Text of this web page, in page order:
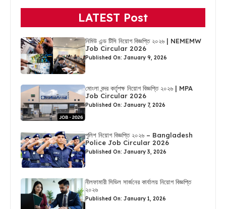
LATEST Post
নিমিউ এন্ড টিসি নিয়োগ বিজ্ঞপ্তি ২০২৬ | NEMEMW
Job Circular 2026
Published On: January 9, 2026
মোংলা বন্দর কর্তৃপক্ষ নিয়োগ বিজ্ঞপ্তি ২০২৬ | MPA
Job Circular 2026
Published On: January 7, 2026
পুলিশ নিয়োগ বিজ্ঞপ্তি ২০২৬ – Bangladesh
Police Job Circular 2026
Published On: January 3, 2026
নীলফামারী সিভিল সার্জনের কার্যালয় নিয়োগ বিজ্ঞপ্তি
২০২৬
Published On: January 1, 2026